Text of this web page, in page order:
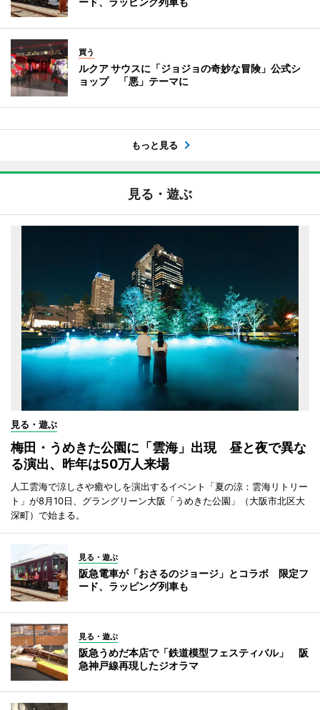
買う
ルクア サウスに「ジョジョの奇妙な冒険」公式シ
ョップ 「悪」テーマに
もっと見る
見る・遊ぶ
見る・遊ぶ
梅田・うめきた公園に「雲海」出現 昼と夜で異な
る演出、昨年は50万人来場
人工雲海で涼しさや癒やしを演出するイベント「夏の涼：雲海リトリー
ト」が8月10日、グラングリーン大阪「うめきた公園」（大阪市北区大
深町）で始まる。
見る・遊ぶ
阪急電車が「おさるのジョージ」とコラボ 限定フ
ード、ラッピング列車も
見る・遊ぶ
阪急うめだ本店で「鉄道模型フェスティバル」 阪
急神戸線再現したジオラマ